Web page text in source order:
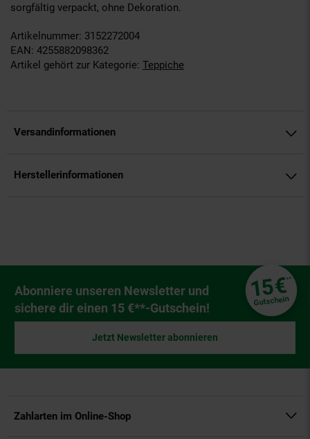
sorgfältig verpackt, ohne Dekoration.
Artikelnummer: 3152272004
EAN: 4255882098362
Artikel gehört zur Kategorie: Teppiche
Versandinformationen
Herstellerinformationen
Newsletter Anmeldung
Abonniere unseren Newsletter und
sichere dir einen 15 €**-Gutschein!
15€**
Gutschein
Jetzt Newsletter abonnieren
Zahlarten im Online-Shop